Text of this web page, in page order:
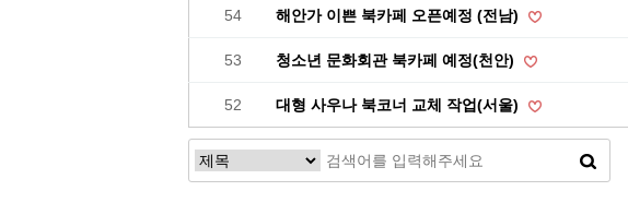
54 해안가 이쁜 북카페 오픈예정 (전남)
53 청소년 문화회관 북카페 예정(천안)
52 대형 사우나 북코너 교체 작업(서울)